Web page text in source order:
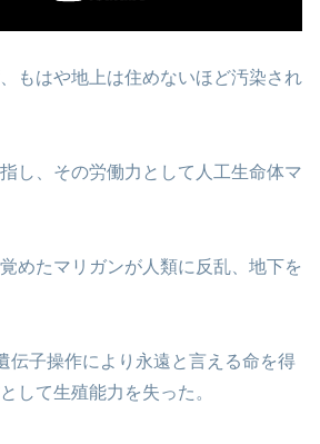
もはや地上は住めないほど汚染され
し、その労働力として人工生命体マ
めたマリガンが人類に反乱、地下を
伝子操作により永遠と言える命を得
して生殖能力を失った。